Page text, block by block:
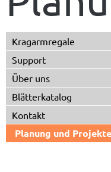
Kragarmregale
Support
Über uns
Blätterkatalog
Kontakt
Planung und Projekte